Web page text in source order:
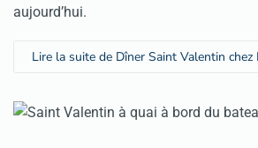
aujourd’hui.
Lire la suite de Dîner Saint Valentin chez